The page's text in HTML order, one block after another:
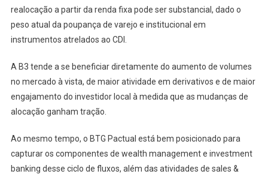
realocação a partir da renda fixa pode ser substancial, dado o
peso atual da poupança de varejo e institucional em
instrumentos atrelados ao CDI.
A B3 tende a se beneficiar diretamente do aumento de volumes
no mercado à vista, de maior atividade em derivativos e de maior
engajamento do investidor local à medida que as mudanças de
alocação ganham tração.
Ao mesmo tempo, o BTG Pactual está bem posicionado para
capturar os componentes de wealth management e investment
banking desse ciclo de fluxos, além das atividades de sales &